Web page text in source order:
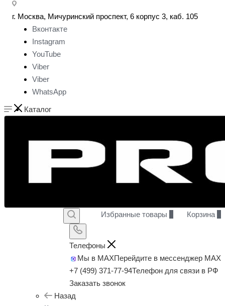
г. Москва, Мичуринский проспект, 6 корпус 3, каб. 105
Вконтакте
Instagram
YouTube
Viber
Viber
WhatsApp
Избранные товары Корзина
Телефоны
Мы в MAXПерейдите в мессенджер MAX
+7 (499) 371-77-94Телефон для связи в РФ
Заказать звонок
Каталог
Назад